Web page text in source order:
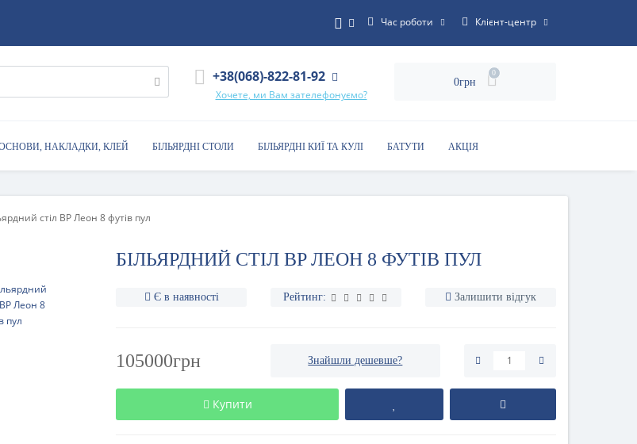
Час роботи Клієнт-центр
+38(068)-822-81-92
Хочете, ми Вам зателефонуємо?
0грн
0
НАКЛАДКИ, КЛЕЙ БІЛЬЯРДНІ СТОЛИ БІЛЬЯРДНІ КИЇ ТА КУЛІ БАТУТИ АКЦІЯ
стіл BP Леон 8 футів пул
БІЛЬЯРДНИЙ СТІЛ BP ЛЕОН 8 ФУТІВ ПУЛ
Є в наявності Рейтинг: Залишити відгук
105000грн Знайшли дешевше?
Купити